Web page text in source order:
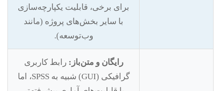
برای برخی، قابلیت یکپارچه‌سازی
با سایر بخش‌های پروژه (مانند
وب‌توسعه).
رایگان و متن‌باز: رابط کاربری
گرافیکی (GUI) شبیه به SPSS، اما